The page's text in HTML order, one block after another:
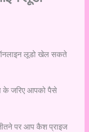
लूडो खेल सकते
के जरिए आपको पैसे
पर आप कैश प्राइज